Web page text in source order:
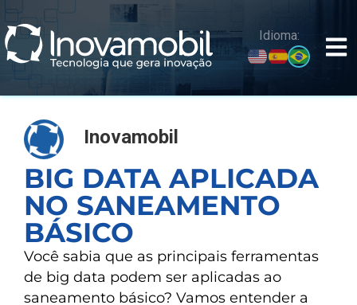
conteúdo
Idioma:
Inovamobil
BIG DATA APLICADA
NO SANEAMENTO
BÁSICO
Você sabia que as principais ferramentas
de big data podem ser aplicadas ao
saneamento básico? Vamos entender a